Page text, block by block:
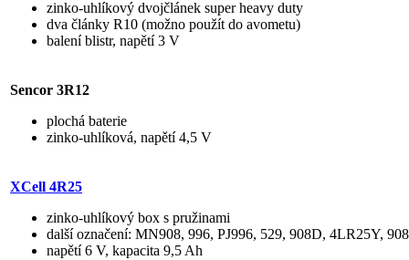
zinko-uhlíkový dvojčlánek super heavy duty
dva články R10 (možno použít do avometu)
balení blistr, napětí 3 V
Sencor 3R12
plochá baterie
zinko-uhlíková, napětí 4,5 V
XCell 4R25
zinko-uhlíkový box s pružinami
další označení: MN908, 996, PJ996, 529, 908D, 4LR25Y,
napětí 6 V, kapacita 9,5 Ah